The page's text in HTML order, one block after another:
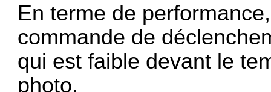
En terme de
commande de
qui est faible devant le
photo.